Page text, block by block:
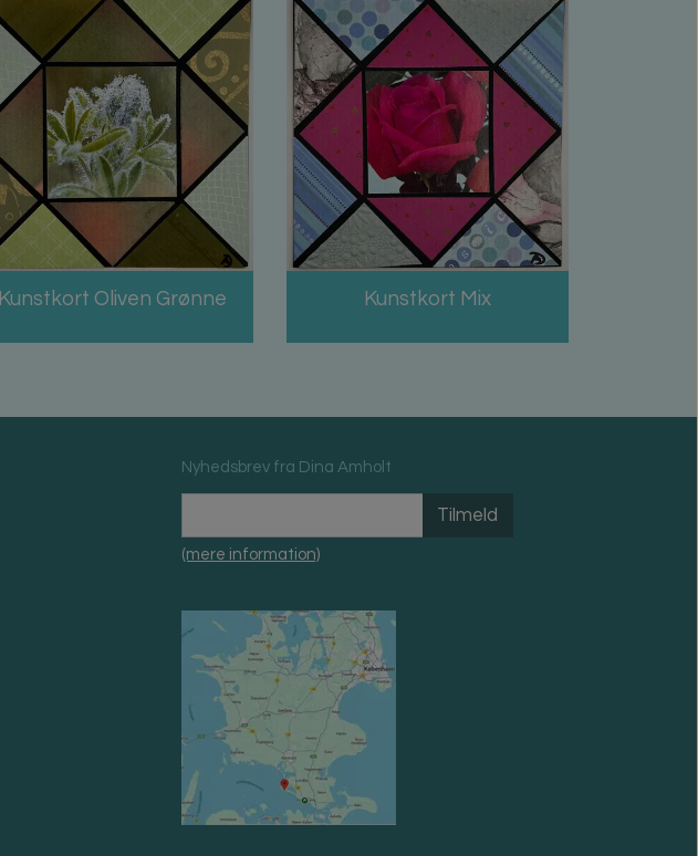
Kunstkort Oliven Grønne Kunstkort Mix
Nyhedsbrev fra Dina Amholt
Tilmeld
(mere information)